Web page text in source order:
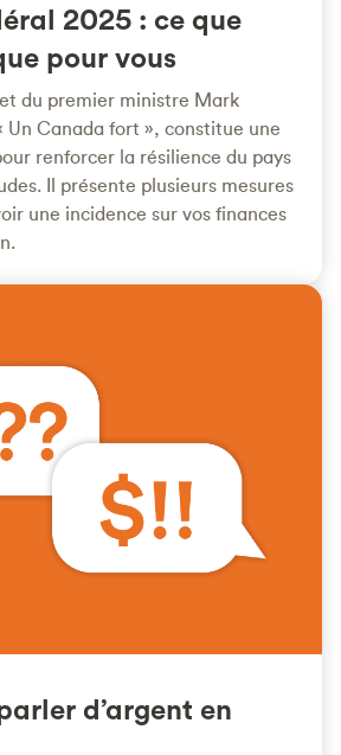
2025 : ce que
pour vous
du premier ministre Mark
Un Canada fort », constitue une
renforcer la résilience du pays
Il présente plusieurs mesures
une incidence sur vos finances
d’argent en